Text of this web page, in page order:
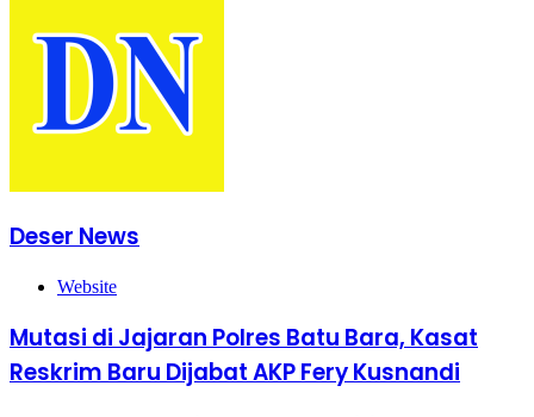
Deser News
Website
Mutasi di Jajaran Polres Batu Bara, Kasat
Reskrim Baru Dijabat AKP Fery Kusnandi